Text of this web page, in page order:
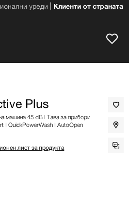
Plus
машина 45 dB I Тава за прибори
I QuickPowerWash I AutoOpen
лист за продукта
Клиенти от страната
уреди